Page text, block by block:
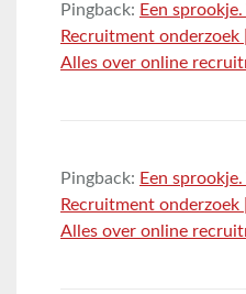
Pingback: Een
Recruitment
Alles over online
Pingback: Een
Recruitment
Alles over online